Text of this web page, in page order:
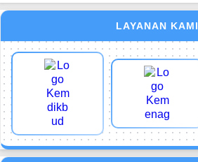
LAYANAN KAMI